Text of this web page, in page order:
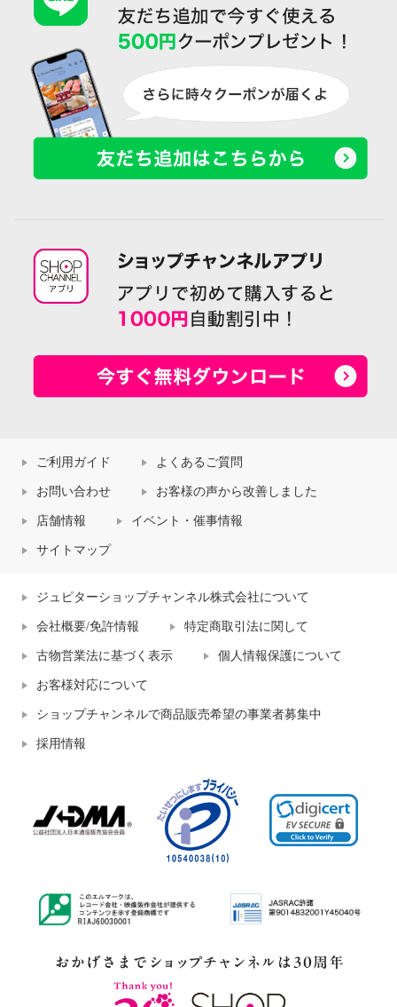
ご利用ガイド よくあるご質問
お問い合わせ お客様の声から改善しました
店舗情報 イベント・催事情報
サイトマップ
ジュピターショップチャンネル株式会社について
会社概要/免許情報 特定商取引法に関して
古物営業法に基づく表示 個人情報保護について
お客様対応について
ショップチャンネルで商品販売希望の事業者募集中
採用情報